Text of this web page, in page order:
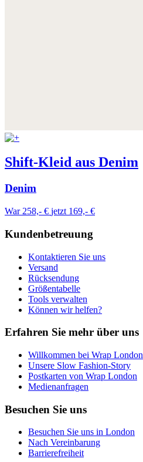
Shift-Kleid aus Denim
Denim
War 258,- € jetzt 169,- €
Kundenbetreuung
Kontaktieren Sie uns
Versand
Rücksendung
Größentabelle
Tools verwalten
Können wir helfen?
Erfahren Sie mehr über uns
Willkommen bei Wrap London
Unsere Slow Fashion-Story
Postkarten von Wrap London
Medienanfragen
Besuchen Sie uns
Besuchen Sie uns in London
Nach Vereinbarung
Barrierefreiheit